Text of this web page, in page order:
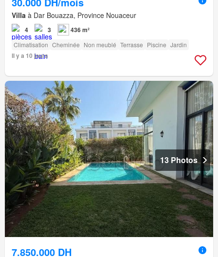
Villa à Dar Bouazza, Province Nouaceur
4 3 436 m²
Climatisation Cheminée Non meublé Terrasse Piscine Jardin
Il y a 10 jours
13 Photos
7.850.000 DH